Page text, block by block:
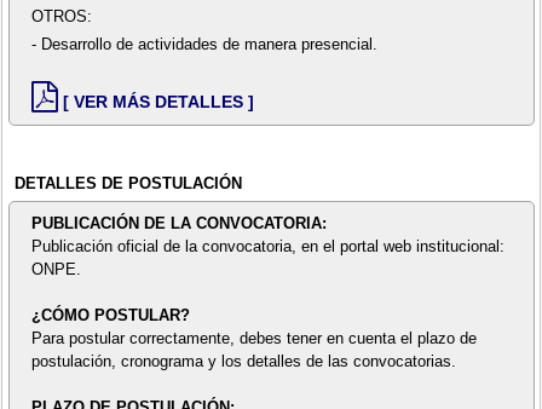
OTROS:
- Desarrollo de actividades de manera presencial.
[ VER MÁS DETALLES ]
DETALLES DE POSTULACIÓN
PUBLICACIÓN DE LA CONVOCATORIA:
Publicación oficial de la convocatoria, en el portal web institucional:
ONPE.
¿CÓMO POSTULAR?
Para postular correctamente, debes tener en cuenta el plazo de
postulación, cronograma y los detalles de las convocatorias.